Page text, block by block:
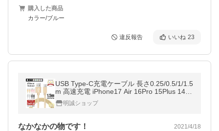
購入した商品
カラー/ブルー
違反報告 いいね 23
USB Type-C充電ケーブル 長さ0.25/0.5/1/1.5
m 高速充電 iPhone17 Air 16Pro 15Plus 14Pr
omax 13mini 12 11 XS Max XR X データ転
送 Android【PL保険済み安心】
明誠ショップ
なかなかの物です！ 2021/4/18